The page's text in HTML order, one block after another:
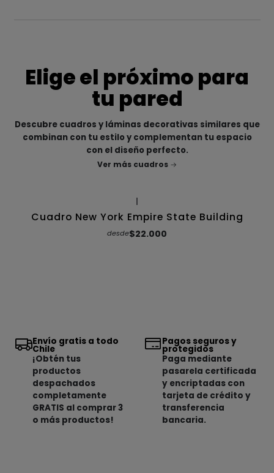
Elige el próximo para
tu pared
Descubre cuadros y láminas decorativas similares que
combinan con tu estilo y complementan tu espacio
con el diseño perfecto.
Ver más cuadros
Cuadro New York Empire State Building
desde$22.000
Envío gratis a todo
Chile
¡Obtén tus
productos
despachados
completamente
GRATIS al comprar 3
o más productos!
Pagos seguros y
protegidos
Paga mediante
pasarela certificada
y encriptadas con
tarjeta de crédito y
transferencia
bancaria.